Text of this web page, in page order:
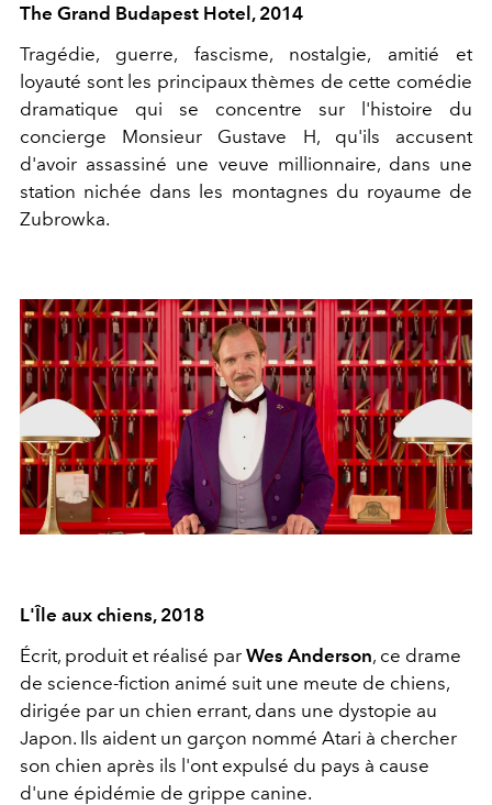
The Grand Budapest Hotel, 2014
Tragédie, guerre, fascisme, nostalgie, amitié et
loyauté sont les principaux thèmes de cette comédie
dramatique qui se concentre sur l'histoire du
concierge Monsieur Gustave H, qu'ils accusent
d'avoir assassiné une veuve millionnaire, dans une
station nichée dans les montagnes du royaume de
Zubrowka.
L'Île aux chiens, 2018
Écrit, produit et réalisé par Wes Anderson, ce drame
de science-fiction animé suit une meute de chiens,
dirigée par un chien errant, dans une dystopie au
Japon. Ils aident un garçon nommé Atari à chercher
son chien après ils l'ont expulsé du pays à cause
d'une épidémie de grippe canine.